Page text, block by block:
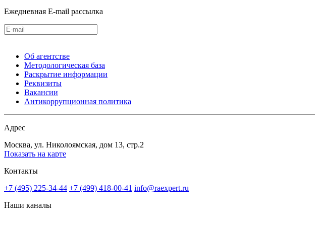
Ежедневная E-mail рассылка
Об агентстве
Методологическая база
Раскрытие информации
Реквизиты
Вакансии
Антикоррупционная политика
Адрес
Москва, ул. Николоямская, дом 13, стр.2
Показать на карте
Контакты
+7 (495) 225-34-44 +7 (499) 418-00-41 info@raexpert.ru
Наши каналы